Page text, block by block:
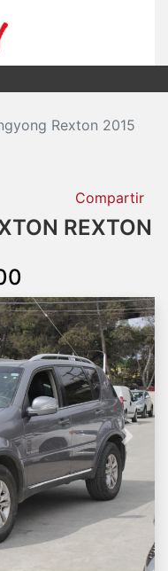
Rexton 2015
Compartir
REXTON
Next